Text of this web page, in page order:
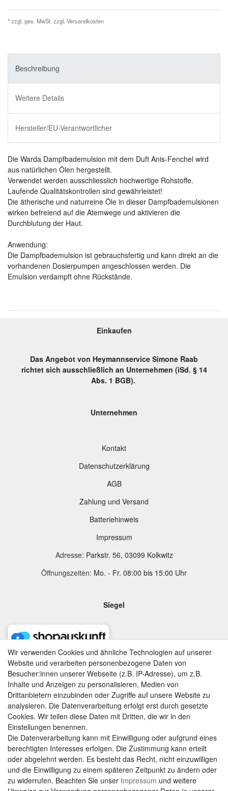
* zzgl. ges. MwSt. zzgl. Versandkosten
Beschreibung
Weitere Details
Hersteller/EU-Verantwortlicher
Die Warda Dampfbademulsion mit dem Duft Anis-Fenchel wird
aus natürlichen Ölen hergestellt.
Verwendet werden ausschliesslich hochwertige Rohstoffe.
Laufende Qualitätskontrollen sind gewährleistet!
Die ätherische und naturreine Öle in dieser Dampfbademulsionen
wirken befreiend auf die Atemwege und aktivieren die
Durchblutung der Haut.
Anwendung:
Die Dampfbademulsion ist gebrauchsfertig und kann direkt an die
vorhandenen Dosierpumpen angeschlossen werden. Die
Emulsion verdampft ohne Rückstände.
Einkaufen
Das Angebot von Heymannservice Simone Raab
richtet sich ausschließlich an Unternehmen (iSd. § 14
Abs. 1 BGB).
Unternehmen
Kontakt
Datenschutzerklärung
AGB
Zahlung und Versand
Batteriehinweis
Impressum
Adresse: Parkstr. 56, 03099 Kolkwitz
Öffnungszeiten: Mo. - Fr. 08:00 bis 15:00 Uhr
Siegel
AGB|Widerrufsrecht|Datenschutzerklärung|Impressum
Wir verwenden Cookies und ähnliche Technologien auf unserer
Website und verarbeiten personenbezogene Daten von
Besucher:innen unserer Webseite (z.B. IP-Adresse), um z.B.
Inhalte und Anzeigen zu personalisieren, Medien von
Drittanbietern einzubinden oder Zugriffe auf unsere Website zu
analysieren. Die Datenverarbeitung erfolgt erst durch gesetzte
Cookies. Wir teilen diese Daten mit Dritten, die wir in den
Einstellungen benennen.
Die Datenverarbeitung kann mit Einwilligung oder aufgrund eines
berechtigten Interesses erfolgen. Die Zustimmung kann erteilt
oder abgelehnt werden. Es besteht das Recht, nicht einzuwilligen
und die Einwilligung zu einem späteren Zeitpunkt zu ändern oder
zu widerrufen. Beachten Sie unser Impressum und weitere